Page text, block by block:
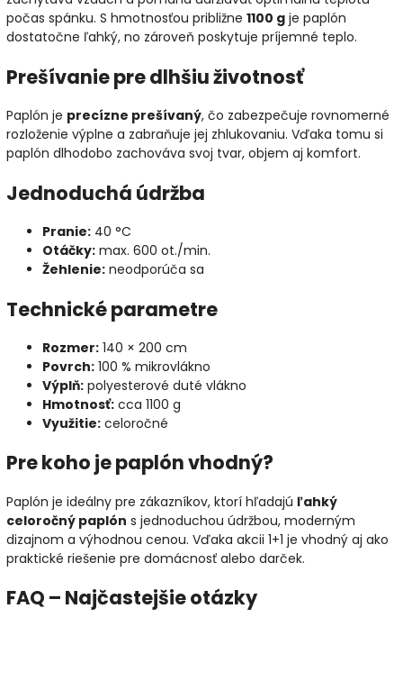
počas spánku. S hmotnosťou približne 1100 g je paplón
dostatočne ľahký, no zároveň poskytuje príjemné teplo.
Prešívanie pre dlhšiu životnosť
Paplón je precízne prešívaný, čo zabezpečuje rovnomerné
rozloženie výplne a zabraňuje jej zhlukovaniu. Vďaka tomu si
paplón dlhodobo zachováva svoj tvar, objem aj komfort.
Jednoduchá údržba
Pranie: 40 °C
Otáčky: max. 600 ot./min.
Žehlenie: neodporúča sa
Technické parametre
Rozmer: 140 × 200 cm
Povrch: 100 % mikrovlákno
Výplň: polyesterové duté vlákno
Hmotnosť: cca 1100 g
Využitie: celoročné
Pre koho je paplón vhodný?
Paplón je ideálny pre zákazníkov, ktorí hľadajú ľahký
celoročný paplón s jednoduchou údržbou, moderným
dizajnom a výhodnou cenou. Vďaka akcii 1+1 je vhodný aj ako
praktické riešenie pre domácnosť alebo darček.
FAQ – Najčastejšie otázky